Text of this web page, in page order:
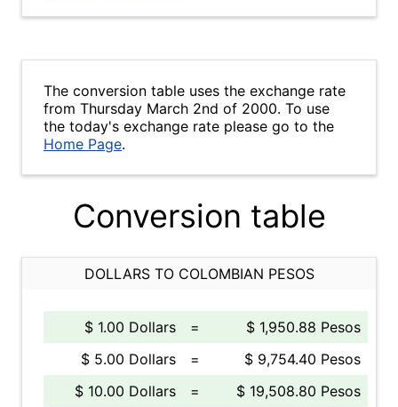
The conversion table uses the exchange rate
from Thursday March 2nd of 2000. To use
the today's exchange rate please go to the
Home Page.
Conversion table
DOLLARS TO COLOMBIAN PESOS
$ 1.00 Dollars =
$ 1,950.88 Pesos
$ 5.00 Dollars
=
$ 9,754.40 Pesos
$ 10.00 Dollars
=
$ 19,508.80 Pesos